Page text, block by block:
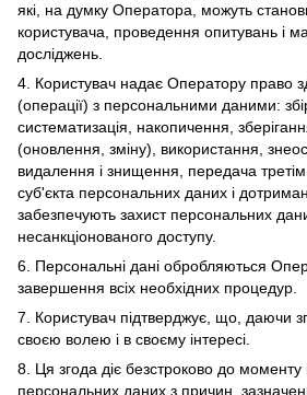
які, на думку Оператора, можуть
користувача, проведення опитувань і
досліджень.
4. Користувач надає Оператору право
(операції) з персональними даними:
систематизація, накопичення,
(оновлення, зміну), використання,
видалення і знищення, передача
суб'єкта персональних даних і
забезпечують захист персональних
несанкціонованого доступу.
6. Персональні дані обробляються
завершення всіх необхідних процедур.
7. Користувач підтверджує, що, даючи
своєю волею і в своєму інтересі.
8. Ця згода діє безстроково до
персональних даних з причин,